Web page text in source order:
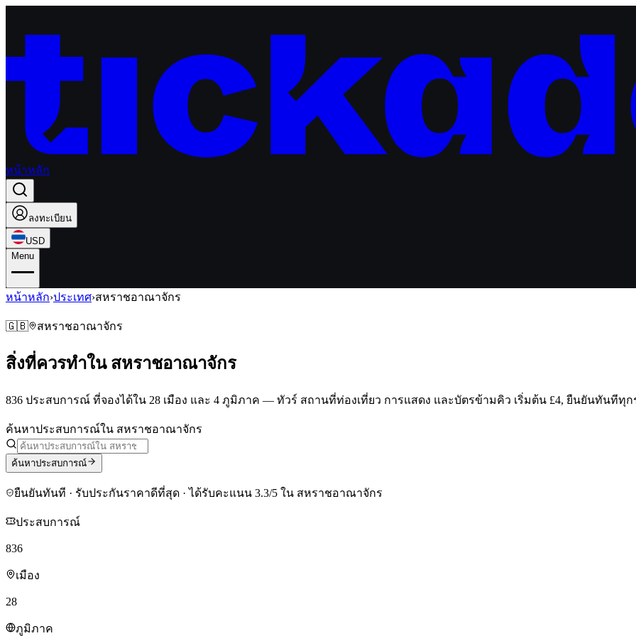
หน้าหลัก
ลงทะเบียน
USD
Menu
หน้าหลัก›ประเทศ›สหราชอาณาจักร
🇬🇧 สหราชอาณาจักร
สิ่งที่ควรทำใน สหราชอาณาจักร
836 ประสบการณ์ ที่จองได้ใน 28 เมือง และ 4 ภูมิภาค — ทัวร์ สถานที่ท่องเที่ยว การแสดง และบัตรข้ามคิว เริ่มต้น £4, ยืนยันทันทีทุก
ค้นหาประสบการณ์ใน สหราชอาณาจักร
ค้นหาประสบการณ์
ยืนยันทันที · รับประกันราคาดีที่สุด · ได้รับคะแนน 3.3/5 ใน สหราชอาณาจักร
ประสบการณ์
836
เมือง
28
ภูมิภาค